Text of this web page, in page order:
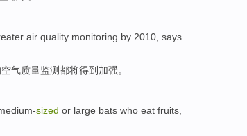
air quality monitoring by 2010, says
空气质量监测都将得到加强。
sized or large bats who eat fruits,